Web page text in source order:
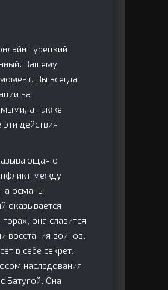
турецкий
Вашему
Вы всегда
на
а также
действия
о
между
османы
оказывается
она славится
восстания воинов.
в себе секрет,
наследования
Батугой. Она